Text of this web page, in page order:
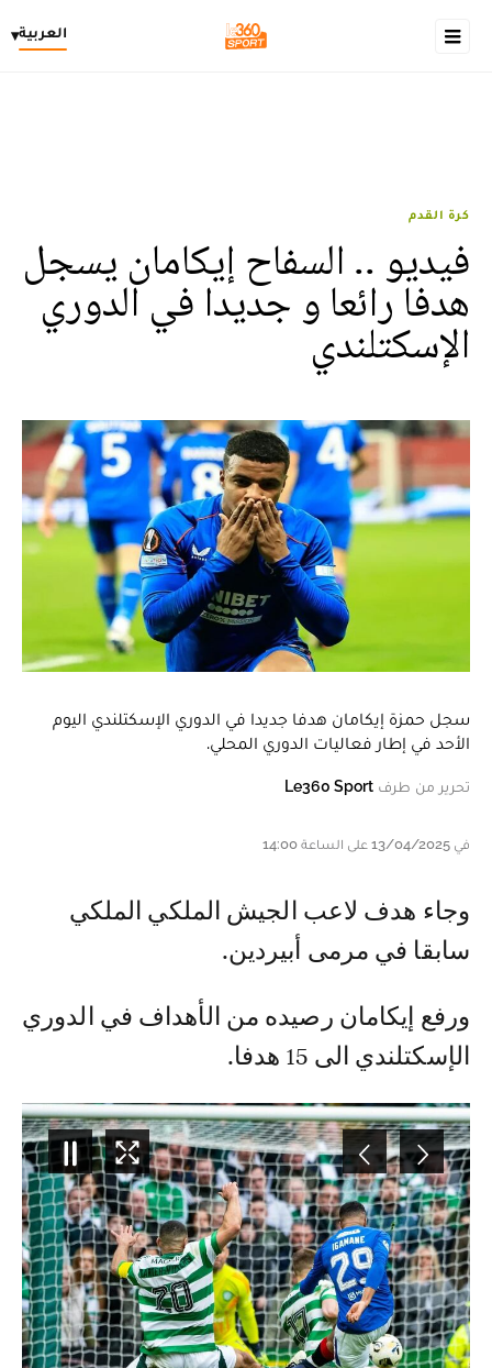
العربية▾
كرة القدم
فيديو .. السفاح إيكامان يسجل
هدفا رائعا و جديدا في الدوري
الإسكتلندي
سجل حمزة إيكامان هدفا جديدا في الدوري الإسكتلندي اليوم
الأحد في إطار فعاليات الدوري المحلي.
تحرير من طرف Le360 Sport
في 13/04/2025 على الساعة 14:00
وجاء هدف لاعب الجيش الملكي الملكي
سابقا في مرمى أبيردين.
ورفع إيكامان رصيده من الأهداف في الدوري
الإسكتلندي الى 15 هدفا.